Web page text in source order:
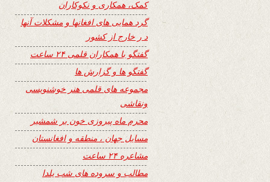
کمک، همکاری و نکوکاران
گرد همایی های افغانها و مشکلات آنها
د ر خارج از کشور
گفتگو با همکاران قلمی ۲۴ ساعت
گفتگو ها و گزارش ها
مجموعه های قلمی هنر خوشنویسی
ونقاشی
محرم ماه پیروزی خون بر شمشیر
مسایل جهان ، منطقه و افغانستان
مشاعره ۲۴ ساعت
مطالب و سروده های شب یلدا